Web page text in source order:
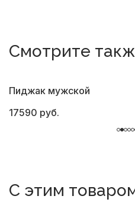
Смотрите
Пиджак мужской
17590 руб.
С этим